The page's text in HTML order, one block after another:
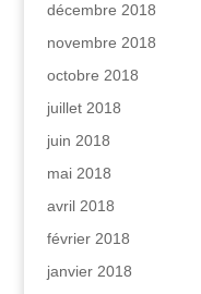
décembre 2018
novembre 2018
octobre 2018
juillet 2018
juin 2018
mai 2018
avril 2018
février 2018
janvier 2018